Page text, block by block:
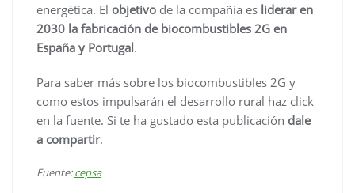
energética. El objetivo de la compañía es liderar en
2030 la fabricación de biocombustibles 2G en
España y Portugal.
Para saber más sobre los biocombustibles 2G y
como estos impulsarán el desarrollo rural haz click
en la fuente. Si te ha gustado esta publicación dale
a compartir.
Fuente:cepsa